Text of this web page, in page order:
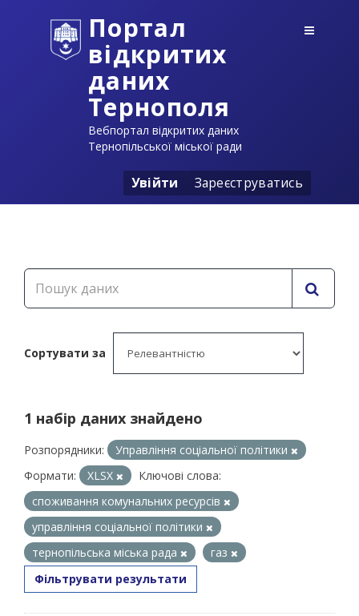
Портал
відкритих
даних
Тернополя
Вебпортал відкритих даних
Тернопільської міської ради
Увійти Зареєструватись
Сортувати за
1 набір даних знайдено
Розпорядники:
Управління соціальної політики
Формати:
XLSX
Ключові слова:
споживання комунальних ресурсів
управління соціальної політики
тернопільська міська рада
газ
Фільтрувати результати